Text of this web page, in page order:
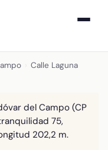
Calle Laguna
del Campo (CP
75,
202,2 m.